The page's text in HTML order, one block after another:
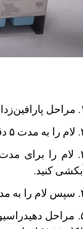
را انجام دهید.
آهن
۳. لام را برای
آبکشی کنید.
گیسون قرار دهید.
۵. مراحل